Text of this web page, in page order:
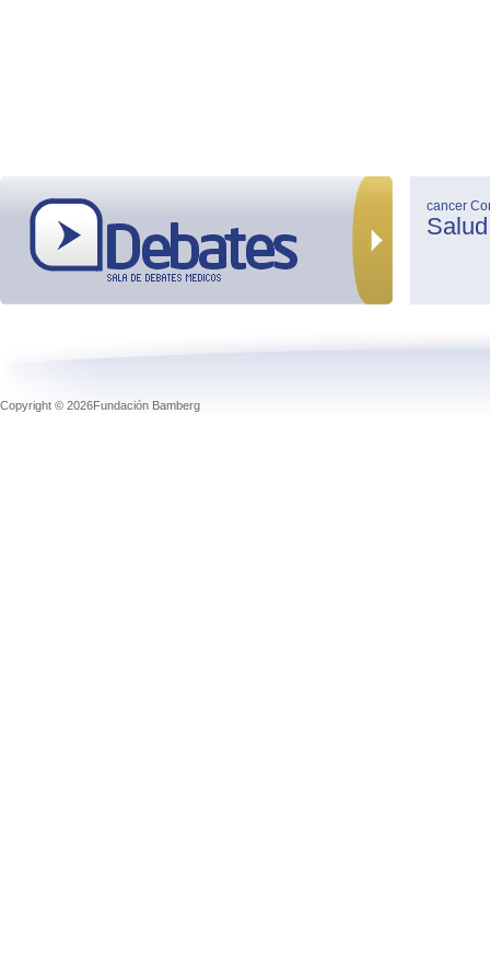
cancer
Salud
Copyright © 2026Fundación Bamberg